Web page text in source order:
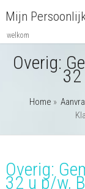
Mijn
welkom
Overig:
Home »
Overig:
32 u p/w,